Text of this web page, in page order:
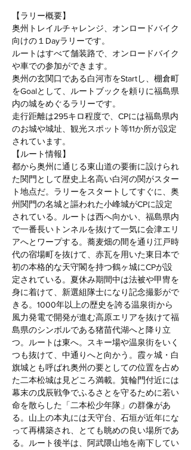
【ラリー概要】
奥州トレイルチャレンジ、オンロードバイク
向けの１Dayラリーです。
ルートはすべて舗装路で、オンロードバイク
や車での参加ができます。
奥州の玄関口である白河市をStartし、棚倉町
をGoalとして、ルートブックを頼りに福島県
内の城をめぐるラリーです。
走行距離は295キロ程度で、CPには福島県内
のお城や城址、観光スポット等11か所が設定
されています。
【ルート情報】
都から奥州に通じる東山道の要衝に設けられ
た関門として歴史上名高い白河の関がスター
ト地点だ。ラリーをスタートしてすぐに、奥
州関門の名城と謳われた小峰城がCPに設定
されている。ルートは西へ向かい、福島県内
で一番長いトンネルを抜けて一気に会津エリ
アへとワープする。蕎麦畑の間を通り江戸時
代の宿場町を抜けて、赤瓦を用いた東日本で
初の本格的な天守閣を持つ鶴ヶ城にCPが設
定されている。夏休み期間中は法被や甲冑を
身に着けて、新選組隊士になり記念撮影がで
きる。1000年以上の歴史を誇る温泉街から
風力発電で開発が進む高原エリアを抜けて福
島県のシンボルである猪苗代湖へと降り立
つ。ルートは東へ。スキー場や温泉街をいく
つも抜けて、中通りへと向かう。霞ヶ城・白
旗城とも呼ばれ奥州の要としての位置を占め
た二本松城は見どころ満載。箕輪門付近には
幕末の戊辰戦争でふるさとを守るために若い
命を散らした「二本松少年隊」の群像があ
る。山上の本丸には天守台、石垣が近年にな
って再構築され、とても眺めの良い場所であ
る。ルート後半は、阿武隈山地を南下してい